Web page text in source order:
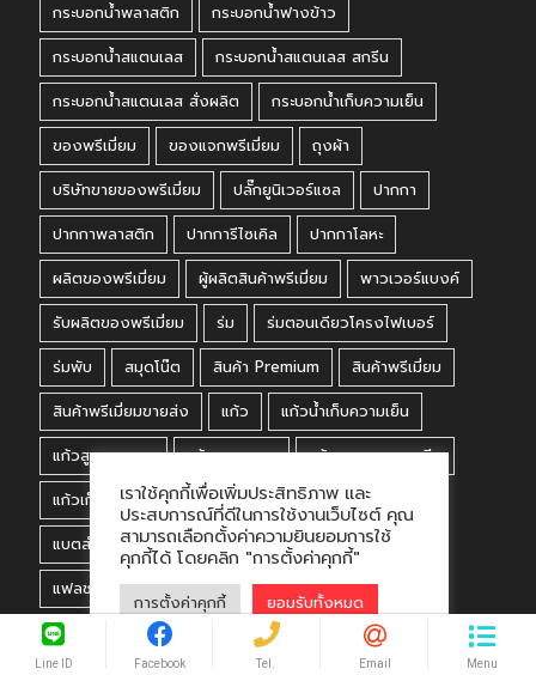
กระบอกน้ำพลาสติก
กระบอกน้ำฟางข้าว
กระบอกน้ำสแตนเลส
กระบอกน้ำสแตนเลส สกรีน
กระบอกน้ำสแตนเลส สั่งผลิต
กระบอกน้ำเก็บความเย็น
ของพรีเมี่ยม
ของแจกพรีเมี่ยม
ถุงผ้า
บริษัทขายของพรีเมี่ยม
ปลั๊กยูนิเวอร์แซล
ปากกา
ปากกาพลาสติก
ปากการีไซเคิล
ปากกาโลหะ
ผลิตของพรีเมี่ยม
ผู้ผลิตสินค้าพรีเมี่ยม
พาวเวอร์แบงค์
รับผลิตของพรีเมี่ยม
ร่ม
ร่มตอนเดียวโครงไฟเบอร์
ร่มพับ
สมุดโน๊ต สินค้า Premium
สินค้าพรีเมี่ยม
สินค้าพรีเมี่ยมขายส่ง
แก้ว
แก้วน้ำเก็บความเย็น
แก้วสูญญากาศ
แก้วสแตนเลส
แก้วสแตนเลส สกรีน
แก้วเก็บความเย็น
แก้วเก็บอุณหภูมิ
แก้วเชค
แบตสำรอง
แฟลชไดร์ฟ
แฟลชไดร์ฟการ์ด
แฟลชไดร์ฟโลหะ
แฟลชไดร์ฟไม้
โรงงานผลิตสินค้า
โรงงานผลิตสินค้าพรีเมี่ยม
โรงงานพรีเมี่ยม
เราใช้คุกกี้เพื่อเพิ่มประสิทธิภาพ และ
ประสบการณ์ที่ดีในการใช้งานเว็บไซต์ คุณ
สามารถเลือกตั้งค่าความยินยอมการใช้
คุกกี้ได้ โดยคลิก "การตั้งค่าคุกกี้"
การตั้งค่าคุกกี้ ยอมรับทั้งหมด